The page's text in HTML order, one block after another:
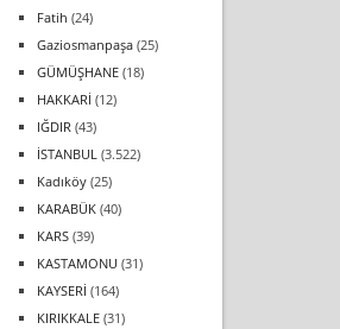
Fatih (24)
Gaziosmanpaşa(25)
GÜMÜŞHANE(18)
HAKKARİ (12)
IĞDIR (43)
İSTANBUL (3.522)
Kadıköy(25)
KARABÜK(40)
KARS(39)
KASTAMONU (31)
KAYSERİ (164)
KIRIKKALE(31)